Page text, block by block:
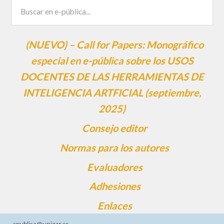
(NUEVO) – Call for Papers: Monográfico
especial en e-pública sobre los USOS
DOCENTES DE LAS HERRAMIENTAS DE
INTELIGENCIA ARTFICIAL (septiembre,
2025)
Consejo editor
Normas para los autores
Evaluadores
Adhesiones
Enlaces